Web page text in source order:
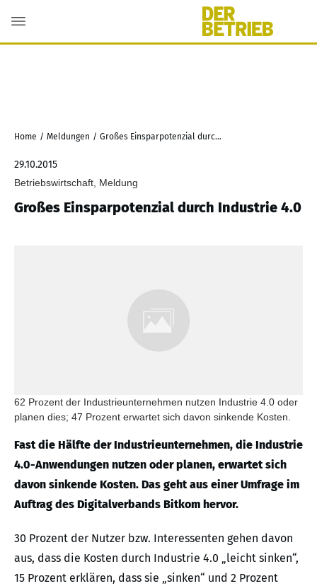
Home / Meldungen / Großes Einsparpotenzial durch Industrie 4.0
29.10.2015
Betriebswirtschaft, Meldung
Großes Einsparpotenzial durch Industrie 4.0
62 Prozent der Industrieunternehmen nutzen Industrie 4.0 oder
planen dies; 47 Prozent erwartet sich davon sinkende Kosten.
Fast die Hälfte der Industrieunternehmen, die Industrie
4.0-Anwendungen nutzen oder planen, erwartet sich
davon sinkende Kosten. Das geht aus einer Umfrage im
Auftrag des Digitalverbands Bitkom hervor.
30 Prozent der Nutzer bzw. Interessenten gehen davon
aus, dass die Kosten durch Industrie 4.0 „leicht sinken“,
15 Prozent erklären, dass sie „sinken“ und 2 Prozent